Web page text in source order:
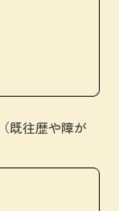
既往歴や障が